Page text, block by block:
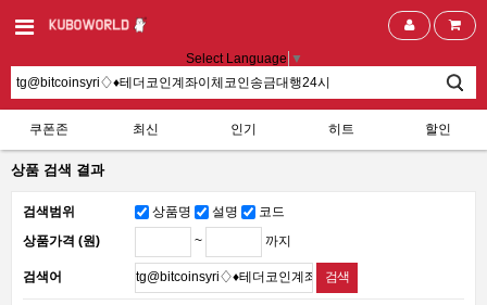
Select Language ▼
쿠폰존 최신 인기 히트 할인
상품 검색 결과
검색범위 상품명 설명
코드
상품가격 (원)
~ 까지
검색어